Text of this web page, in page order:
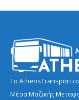
Το
Μέσα Μαζικής